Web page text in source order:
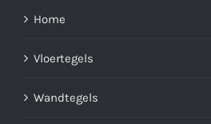
Home
Vloertegels
Wandtegels